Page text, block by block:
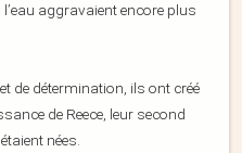
aggravaient encore plus
de détermination, ils ont créé
de Reece, leur second
nées.